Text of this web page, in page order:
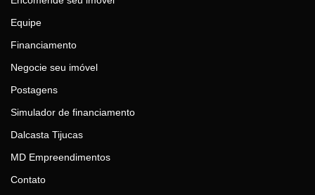
Equipe
Financiamento
Negocie seu imóvel
Postagens
Simulador de financiamento
Dalcasta Tijucas
MD Empreendimentos
Contato